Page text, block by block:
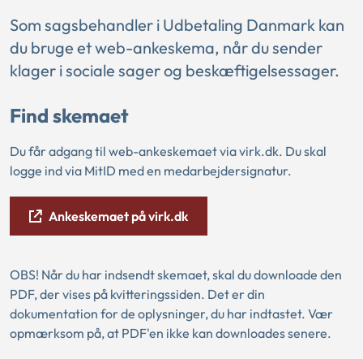
Som sagsbehandler i Udbetaling Danmark kan
du bruge et web-ankeskema, når du sender
klager i sociale sager og beskæftigelsessager.
Find skemaet
Du får adgang til web-ankeskemaet via virk.dk. Du skal
logge ind via MitID med en medarbejdersignatur.
Ankeskemaet på virk.dk
OBS! Når du har indsendt skemaet, skal du downloade den
PDF, der vises på kvitteringssiden. Det er din
dokumentation for de oplysninger, du har indtastet. Vær
opmærksom på, at PDF'en ikke kan downloades senere.